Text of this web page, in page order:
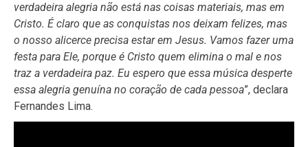
verdadeira alegria não está nas coisas materiais, mas em
Cristo. É claro que as conquistas nos deixam felizes, mas
o nosso alicerce precisa estar em Jesus. Vamos fazer uma
festa para Ele, porque é Cristo quem elimina o mal e nos
traz a verdadeira paz. Eu espero que essa música desperte
essa alegria genuína no coração de cada pessoa”, declara
Fernandes Lima.